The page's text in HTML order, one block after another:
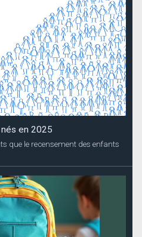
en 2025
que le recensement des enfants